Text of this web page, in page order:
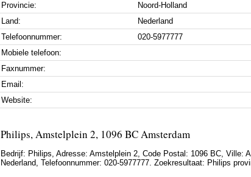
Provincie:
Noord-Holland
Land:
Nederland
Telefoonnummer:
020-5977777
Mobiele telefoon:
Faxnummer:
Email:
Website:
Philips, Amstelplein 2, 1096 BC Amsterdam
Bedrijf: Philips, Adresse: Amstelplein 2, Code Postal: 1096 BC, Ville:
Nederland, Telefoonnummer: 020-5977777. Zoekresultaat: Philips